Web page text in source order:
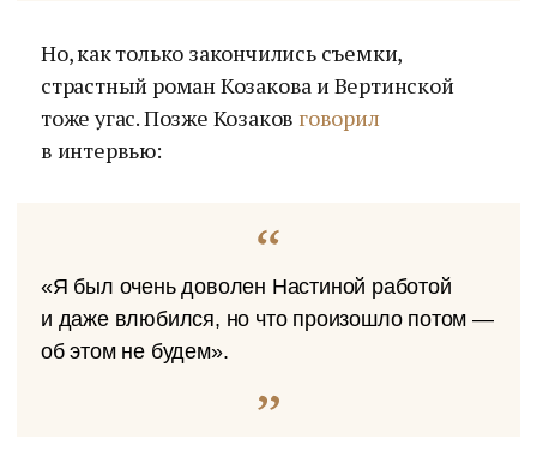
Но, как только закончились съемки,
страстный роман Козакова и Вертинской
тоже угас. Позже Козаков говорил
в интервью:
«Я был очень доволен Настиной работой
и даже влюбился, но что произошло потом —
об этом не будем».